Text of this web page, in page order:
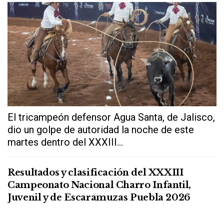
El tricampeón defensor Agua Santa, de Jalisco,
dio un golpe de autoridad la noche de este
martes dentro del XXXIII...
Resultados y clasificación del XXXIII
Campeonato Nacional Charro Infantil,
Juvenil y de Escaramuzas Puebla 2026